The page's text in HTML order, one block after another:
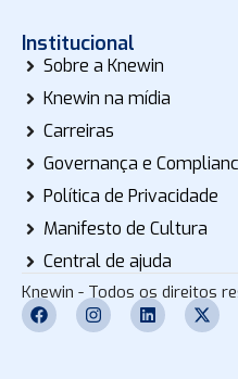
Institucional
Sobre a Knewin
Knewin na mídia
Carreiras
Governança e
Política de Privacidade
Manifesto de Cultura
Central de ajuda
Knewin - Todos os direitos